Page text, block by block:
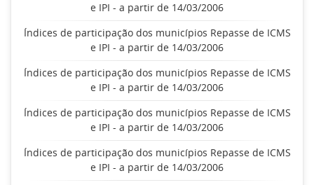
e IPI - a partir de 14/03/2006
Índices de participação dos municípios Repasse de ICMS
e IPI - a partir de 14/03/2006
Índices de participação dos municípios Repasse de ICMS
e IPI - a partir de 14/03/2006
Índices de participação dos municípios Repasse de ICMS
e IPI - a partir de 14/03/2006
Índices de participação dos municípios Repasse de ICMS
e IPI - a partir de 14/03/2006